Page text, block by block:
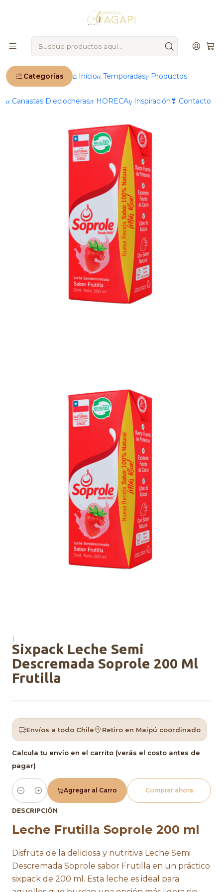
Categorías ⌂ Inicio𝛼 Temporadas𝛾 Productos
𝛼 Canastas Dieciocheras𝜋 HORECA𝜂 Inspiración❣ Contacto
IMPORTANTE: Ahora operamos 100 % online 🚨
Inicio Productos 🧂 Abarrotes
Leche
Sixpack Leche Semi Descremada Soprole 200 Ml
Frutilla
|
Sixpack Leche Semi
Descremada Soprole 200 Ml
Frutilla
Envíos a todo Chile Retiro en Maipú coordinado
Calcula tu envío en el carrito (verás el costo antes de
pagar)
Cantidad
Agregar al Carro Comprar ahora
DESCRIPCIÓN
Leche Frutilla Soprole 200 ml
Disfruta de la deliciosa y nutritiva Leche Semi
Descremada Soprole sabor Frutilla en un práctico
sixpack de 200 ml. Esta leche es ideal para